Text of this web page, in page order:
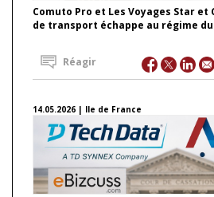
Comuto Pro et Les Voyages Star
de transport échappe au régime
Réagir
14.05.2026 | Ile de France